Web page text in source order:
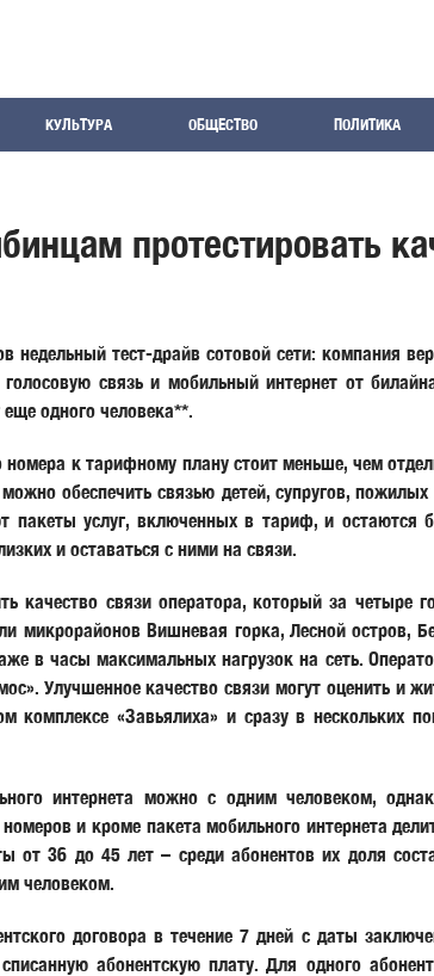
КУЛЬТУРА ОБЩЕСТВО ПОЛИТИКА
протестировать
тест-драйв сотовой сети: компания
голосовую связь и мобильный интернет от
одного человека**.
номера к тарифному плану стоит меньше, чем
обеспечить связью детей, супругов,
услуг, включенных в тариф, и остаются
и оставаться с ними на связи.
связи оператора, который за четыре
микрорайонов Вишневая горка, Лесной
в часы максимальных нагрузок на сеть.
Улучшенное качество связи могут оценить и
комплексе «Завьялиха» и сразу в нескольких
интернета можно с одним человеком,
и кроме пакета мобильного интернета
36 до 45 лет – среди абонентов их доля
человеком.
договора в течение 7 дней с даты
абонентскую плату. Для одного